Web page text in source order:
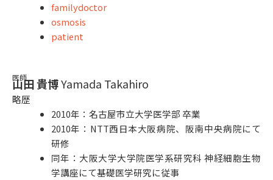
familydoctor
osmosis
patient
医師
山田 貴博Yamada Takahiro
略歴
2010年：名古屋市立大学医学部 卒業
2010年：NTT西日本大阪病院、阪南中央病院にて
研修
同年：大阪大学大学院医学系研究科 神経細胞生物
学講座にて基礎医学研究に従事